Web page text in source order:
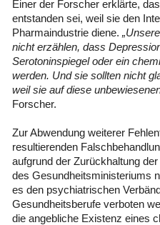
Einer der Forscher erklärte,
entstanden sei, weil sie den
Pharmaindustrie diene.
nicht erzählen, dass
Serotoninspiegel oder ein
werden. Und sie sollten nicht
weil sie auf diese
Forscher.
Zur Abwendung weiterer
resultierenden
aufgrund der Zurückhaltung
des Gesundheitsministeriums
es den psychiatrischen
Gesundheitsberufe verboten
die angebliche Existenz eines